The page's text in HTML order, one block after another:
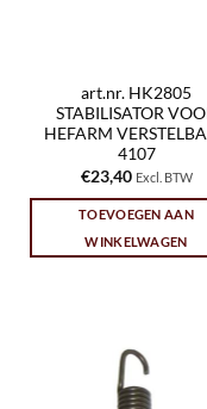
art.nr. HK2805
STABILISATOR
HEFARM
4107
€23,40 Excl. BTW
TOEVOEGEN AAN
WINKELWAGEN